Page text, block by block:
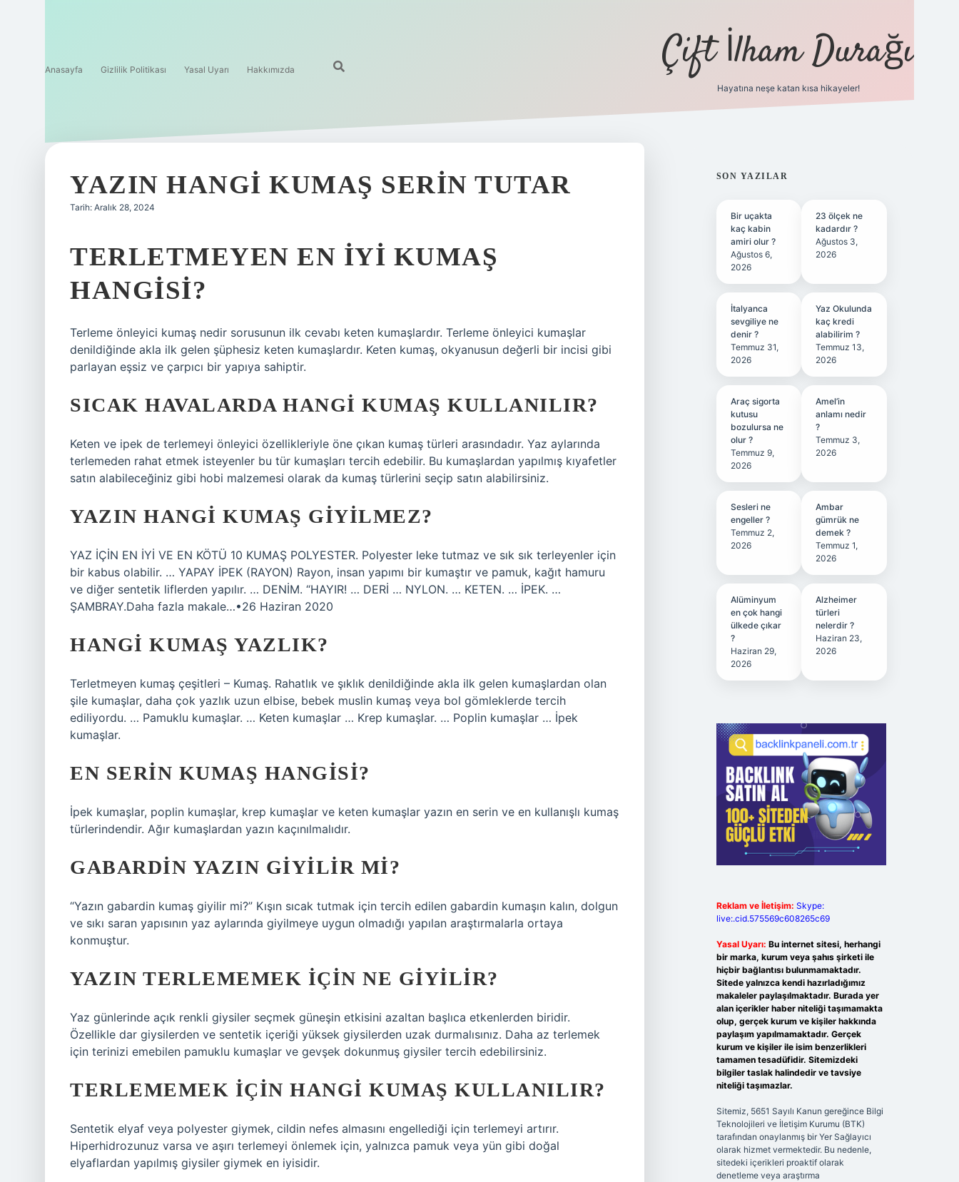
Anasayfa Gizlilik Politikası Yasal Uyarı Hakkımızda Çift İlham Durağı
Hayatına neşe katan kısa hikayeler!
YAZIN HANGI KUMAŞ SERIN TUTAR
Tarih: Aralık 28, 2024
TERLETMEYEN EN IYI KUMAŞ
HANGISI?
Terleme önleyici kumaş nedir sorusunun ilk cevabı keten kumaşlardır. Terleme önleyici kumaşlar
denildiğinde akla ilk gelen şüphesiz keten kumaşlardır. Keten kumaş, okyanusun değerli bir incisi gibi
parlayan eşsiz ve çarpıcı bir yapıya sahiptir.
SICAK HAVALARDA HANGI KUMAŞ KULLANILIR?
Keten ve ipek de terlemeyi önleyici özellikleriyle öne çıkan kumaş türleri arasındadır. Yaz aylarında
terlemeden rahat etmek isteyenler bu tür kumaşları tercih edebilir. Bu kumaşlardan yapılmış kıyafetler
satın alabileceğiniz gibi hobi malzemesi olarak da kumaş türlerini seçip satın alabilirsiniz.
YAZIN HANGI KUMAŞ GIYILMEZ?
YAZ İÇİN EN İYİ VE EN KÖTÜ 10 KUMAŞ POLYESTER. Polyester leke tutmaz ve sık sık terleyenler için
bir kabus olabilir. … YAPAY İPEK (RAYON) Rayon, insan yapımı bir kumaştır ve pamuk, kağıt hamuru
ve diğer sentetik liflerden yapılır. … DENİM. “HAYIR! … DERİ … NYLON. … KETEN. … İPEK. …
ŞAMBRAY.Daha fazla makale…•26 Haziran 2020
HANGI KUMAŞ YAZLIK?
Terletmeyen kumaş çeşitleri – Kumaş. Rahatlık ve şıklık denildiğinde akla ilk gelen kumaşlardan olan
şile kumaşlar, daha çok yazlık uzun elbise, bebek muslin kumaş veya bol gömleklerde tercih
ediliyordu. … Pamuklu kumaşlar. … Keten kumaşlar … Krep kumaşlar. … Poplin kumaşlar … İpek
kumaşlar.
EN SERIN KUMAŞ HANGISI?
İpek kumaşlar, poplin kumaşlar, krep kumaşlar ve keten kumaşlar yazın en serin ve en kullanışlı kumaş
türlerindendir. Ağır kumaşlardan yazın kaçınılmalıdır.
GABARDIN YAZIN GIYILIR MI?
“Yazın gabardin kumaş giyilir mi?” Kışın sıcak tutmak için tercih edilen gabardin kumaşın kalın, dolgun
ve sıkı saran yapısının yaz aylarında giyilmeye uygun olmadığı yapılan araştırmalarla ortaya
konmuştur.
YAZIN TERLEMEMEK IÇIN NE GIYILIR?
Yaz günlerinde açık renkli giysiler seçmek güneşin etkisini azaltan başlıca etkenlerden biridir.
Özellikle dar giysilerden ve sentetik içeriği yüksek giysilerden uzak durmalısınız. Daha az terlemek
için terinizi emebilen pamuklu kumaşlar ve gevşek dokunmuş giysiler tercih edebilirsiniz.
TERLEMEMEK IÇIN HANGI KUMAŞ KULLANILIR?
Sentetik elyaf veya polyester giymek, cildin nefes almasını engellediği için terlemeyi artırır.
Hiperhidrozunuz varsa ve aşırı terlemeyi önlemek için, yalnızca pamuk veya yün gibi doğal
elyaflardan yapılmış giysiler giymek en iyisidir.
SIDEBAR
SON YAZILAR
Bir uçakta
kaç kabin
amiri olur ?
Ağustos 6,
2026
23 ölçek ne
kadardır ?
Ağustos 3,
2026
İtalyanca
sevgiliye ne
denir ?
Temmuz 31,
2026
Yaz Okulunda
kaç kredi
alabilirim ?
Temmuz 13,
2026
Araç sigorta
kutusu
bozulursa ne
olur ?
Temmuz 9,
2026
Amel’in
anlamı nedir
?
Temmuz 3,
2026
Sesleri ne
engeller ?
Temmuz 2,
2026
Ambar
gümrük ne
demek ?
Temmuz 1,
2026
Alüminyum
en çok hangi
ülkede çıkar
?
Haziran 29,
2026
Alzheimer
türleri
nelerdir ?
Haziran 23,
2026
Reklam ve İletişim: Skype:
live:.cid.575569c608265c69
Yasal Uyarı: Bu internet sitesi, herhangi
bir marka, kurum veya şahıs şirketi ile
hiçbir bağlantısı bulunmamaktadır.
Sitede yalnızca kendi hazırladığımız
makaleler paylaşılmaktadır. Burada yer
alan içerikler haber niteliği taşımamakta
olup, gerçek kurum ve kişiler hakkında
paylaşım yapılmamaktadır. Gerçek
kurum ve kişiler ile isim benzerlikleri
tamamen tesadüfidir. Sitemizdeki
bilgiler taslak halindedir ve tavsiye
niteliği taşımazlar.
Sitemiz, 5651 Sayılı Kanun gereğince Bilgi
Teknolojileri ve İletişim Kurumu (BTK)
tarafından onaylanmış bir Yer Sağlayıcı
olarak hizmet vermektedir. Bu nedenle,
sitedeki içerikleri proaktif olarak
denetleme veya araştırma